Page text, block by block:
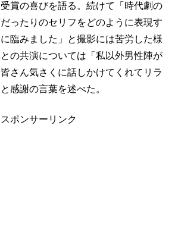
賞の喜びを語る。続けて「時代劇の
ったりのセリフをどのように表現す
臨みました」と撮影には苦労した様
の共演については「私以外男性陣が
さん気さくに話しかけてくれてリラ
感謝の言葉を述べた。
スポンサーリンク